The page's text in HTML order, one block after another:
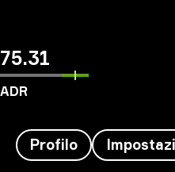
75.31
ADR
Profilo